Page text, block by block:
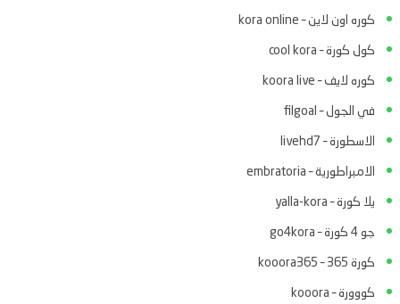
كوره اون لاين – kora online
كول كورة – cool kora
كوره لايف – koora live
في الجول – filgoal
الاسطورة – livehd7
الامبراطورية – embratoria
يلا كورة – yalla-kora
جو 4 كورة – go4kora
كورة 365 – kooora365
كووورة – kooora